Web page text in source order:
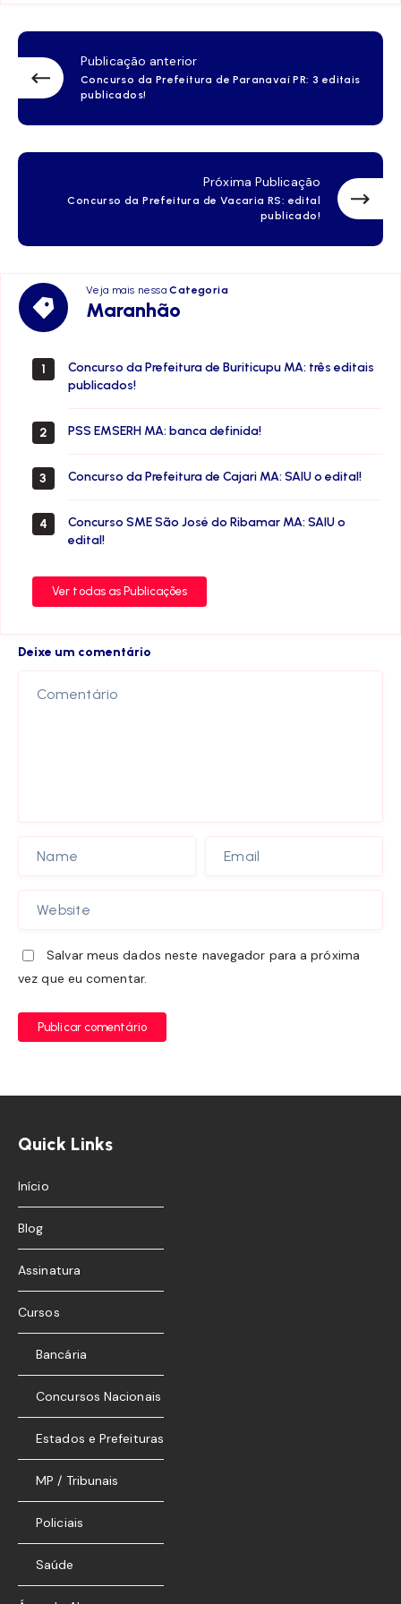
Publicação anterior
Concurso da Prefeitura de Paranavaí PR: 3 editais
publicados!
Próxima Publicação
Concurso da Prefeitura de Vacaria RS: edital
publicado!
Veja mais nessaCategoria
Maranhão
Maranhão
1
Concurso da Prefeitura de Buriticupu MA: três editais
publicados!
2 PSS EMSERH MA: banca definida!
3 Concurso da Prefeitura de Cajari MA: SAIU o edital!
4
Concurso SME São José do Ribamar MA: SAIU o
edital!
Ver todas as Publicações
Deixe um comentário
Salvar meus dados neste navegador para a próxima
vez que eu comentar.
Publicar comentário
Quick Links
Início
Blog
Assinatura
Cursos
Bancária
Concursos Nacionais
Estados e Prefeituras
MP / Tribunais
Policiais
Saúde